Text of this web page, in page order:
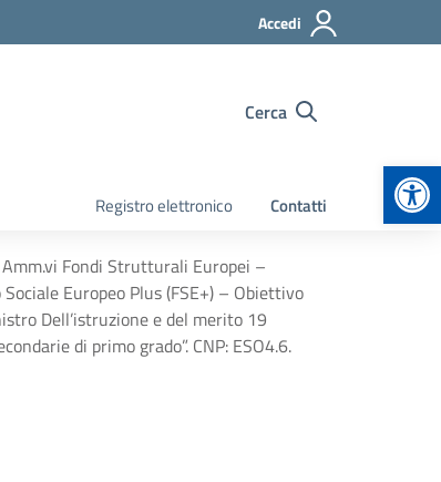
Accedi
Cerca
Registro elettronico Contatti
Amm.vi Fondi Strutturali Europei –
Europeo Plus (FSE+) – Obiettivo
Dell’istruzione e del merito 19
di primo grado”. CNP: ESO4.6.